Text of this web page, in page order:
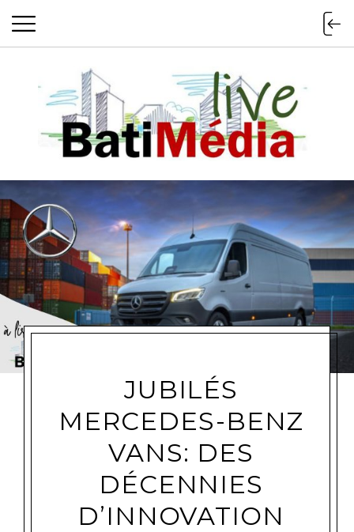
Batimedialive
JUBILÉS
MERCEDES-BENZ
VANS: DES
DÉCENNIES
D’INNOVATION